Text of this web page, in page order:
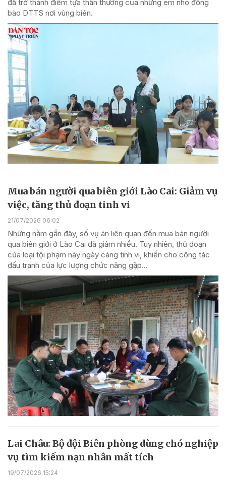
đã trở thành điểm tựa thân thương của những em nhỏ đồng
bào DTTS nơi vùng biên.
Mua bán người qua biên giới Lào Cai: Giảm vụ
việc, tăng thủ đoạn tinh vi
21/07/2026 06:02
Những năm gần đây, số vụ án liên quan đến mua bán người
qua biên giới ở Lào Cai đã giảm nhiều. Tuy nhiên, thủ đoạn
của loại tội phạm này ngày càng tinh vi, khiến cho công tác
đấu tranh của lực lượng chức năng gặp...
Lai Châu: Bộ đội Biên phòng dùng chó nghiệp
vụ tìm kiếm nạn nhân mất tích
19/07/2026 15:24